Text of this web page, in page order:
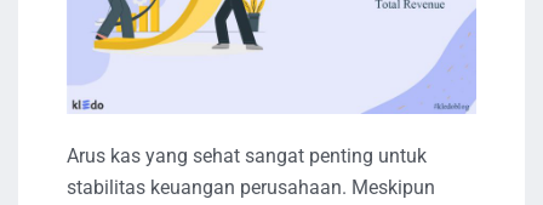
Arus kas yang sehat sangat penting untuk
stabilitas keuangan perusahaan. Meskipun